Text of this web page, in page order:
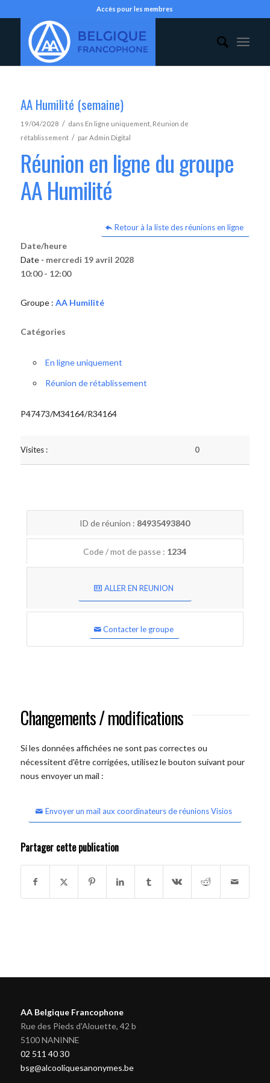
Accès pour les membres
AA Humilité (semaine)
19/04/2028 / dans En ligne uniquement, Réunion de
rétablissement / parAdmin Digital
Réunion en ligne du groupe
AA Humilité
Retour à la liste des réunions en ligne
Date/heure
Date - mercredi 19 avril 2028
10:00 - 12:00
Groupe : AA Humilité
Catégories
En ligne uniquement
Réunion de rétablissement
P47473/M34164/R34164
Visites : 0
ID de réunion : 84935493840
Code / mot de passe : 1234
ALLER EN REUNION
Contacter le groupe
Changements / modifications
Si les données affichées ne sont pas correctes ou
nécessitent d'être corrigées, utilisez le bouton suivant pour
nous envoyer un mail :
Envoyer un mail aux coordinateurs de réunions Visios
Partager cette publication
AA Belgique Francophone
Rue des Pieds d'Alouette, 42 b
5100 NANINNE
02 511 40 30
bsg@alcooliquesanonymes.be